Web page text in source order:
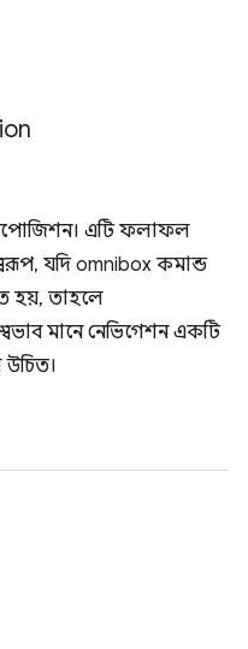
এটি ফলাফল
স্বরূপ, যদি omnibox কমান্ড
হয়, তাহলে
মানে নেভিগেশন একটি
উচিত।